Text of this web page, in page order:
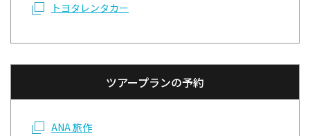
トヨタレンタカー
ツアープランの予約
ANA 旅作